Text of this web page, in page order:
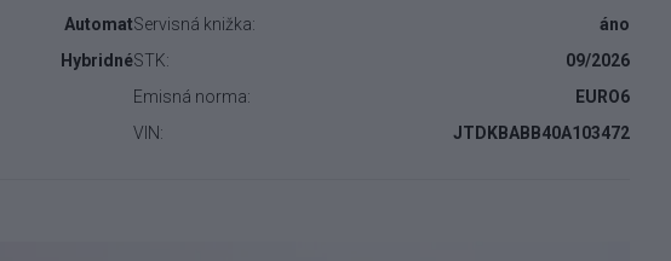
Automat
Hybridné
Servisná knižka:
áno
STK:
09/2026
Emisná norma:
EURO6
VIN:
JTDKBABB40A103472